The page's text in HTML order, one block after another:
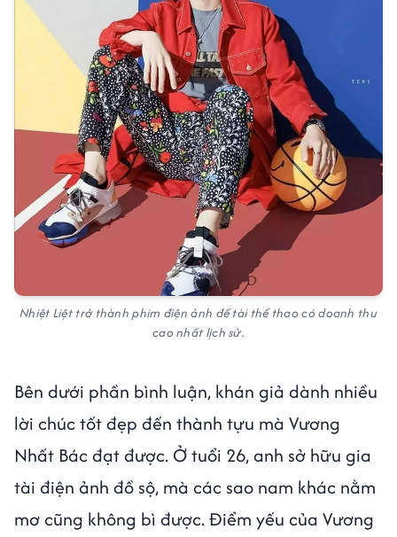
Nhiệt Liệt trở thành phim điện ảnh đề tài thể thao có doanh thu
cao nhất lịch sử.
Bên dưới phần bình luận, khán giả dành nhiều
lời chúc tốt đẹp đến thành tựu mà Vương
Nhất Bác đạt được. Ở tuổi 26, anh sở hữu gia
tài điện ảnh đồ sộ, mà các sao nam khác nằm
mơ cũng không bì được. Điểm yếu của Vương